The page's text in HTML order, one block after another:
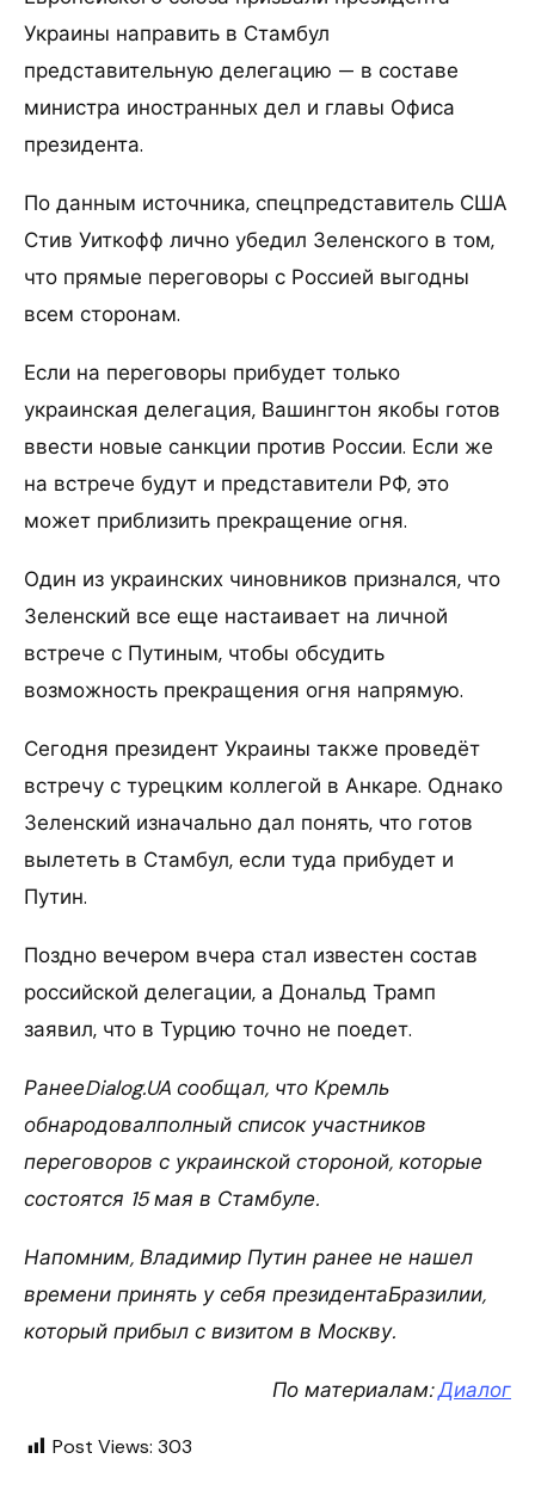
Украины направить в Стамбул
представительную делегацию — в составе
министра иностранных дел и главы Офиса
президента.
По данным источника, спецпредставитель США
Стив Уиткофф лично убедил Зеленского в том,
что прямые переговоры с Россией выгодны
всем сторонам.
Если на переговоры прибудет только
украинская делегация, Вашингтон якобы готов
ввести новые санкции против России. Если же
на встрече будут и представители РФ, это
может приблизить прекращение огня.
Один из украинских чиновников признался, что
Зеленский все еще настаивает на личной
встрече с Путиным, чтобы обсудить
возможность прекращения огня напрямую.
Сегодня президент Украины также проведёт
встречу с турецким коллегой в Анкаре. Однако
Зеленский изначально дал понять, что готов
вылететь в Стамбул, если туда прибудет и
Путин.
Поздно вечером вчера стал известен состав
российской делегации, а Дональд Трамп
заявил, что в Турцию точно не поедет.
РанееDialog.UA сообщал, что Кремль
обнародовалполный список участников
переговоров с украинской стороной, которые
состоятся 15 мая в Стамбуле.
Напомним, Владимир Путин ранее не нашел
времени принять у себя президентаБразилии,
который прибыл с визитом в Москву.
По материалам:Диалог
Post Views: 303